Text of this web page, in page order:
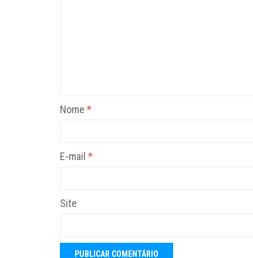
Nome *
E-mail *
Site